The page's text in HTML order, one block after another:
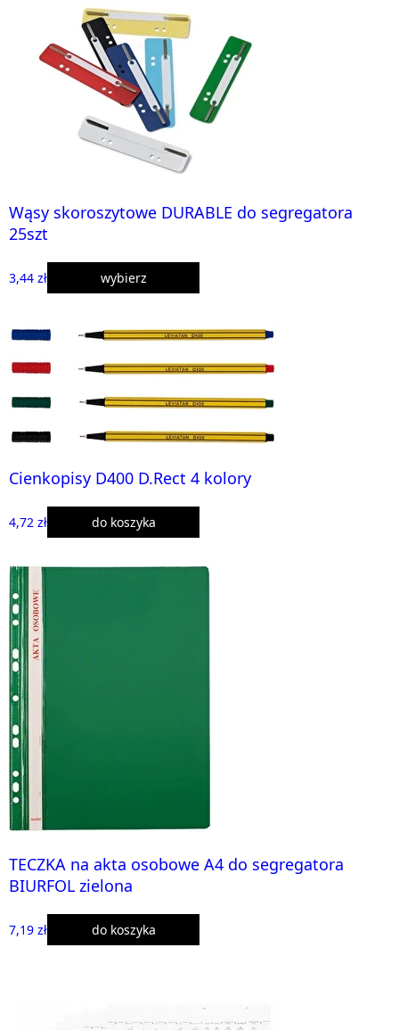
Wąsy skoroszytowe DURABLE do segregatora
25szt
3,44 zł wybierz
Cienkopisy D400 D.Rect 4 kolory
4,72 zł do koszyka
TECZKA na akta osobowe A4 do segregatora
BIURFOL zielona
7,19 zł do koszyka